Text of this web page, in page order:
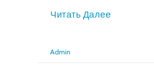
Читать Далее
Admin